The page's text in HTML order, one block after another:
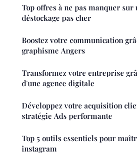
Top offres à ne pas manquer sur
déstockage pas cher
Boostez votre communication
graphisme Angers
Transformez votre entreprise
d'une agence digitale
Développez votre acquisition
stratégie Ads performante
Top 5 outils essentiels pour
instagram